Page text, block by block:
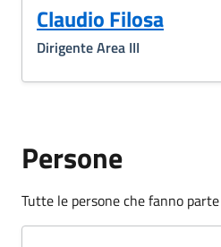
Claudio Filosa
Dirigente Area III
Persone
Tutte le persone che fanno